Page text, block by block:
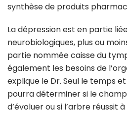
synthèse de produits
La dépression est en partie
neurobiologiques, plus ou
partie nommée caisse du
également les besoins de
explique le Dr. Seul le temps
pourra déterminer si le
d’évoluer ou si l’arbre réussit